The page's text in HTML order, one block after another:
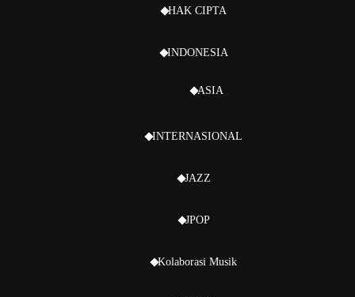
HAK CIPTA
INDONESIA
ASIA
INTERNASIONAL
JAZZ
JPOP
Kolaborasi Musik